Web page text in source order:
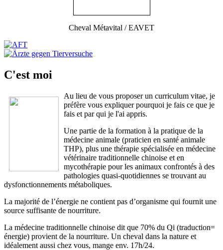
Cheval Métavital / EAVET
C'est moi
Au lieu de vous proposer un curriculum vitae, je
préfère vous expliquer pourquoi je fais ce que je
fais et par qui je l'ai appris.
Une partie de la formation à la pratique de la
médecine animale (praticien en santé animale
THP), plus une thérapie spécialisée en médecine
vétérinaire traditionnelle chinoise et en
mycothérapie pour les animaux confrontés à des
pathologies quasi-quotidiennes se trouvant au
dysfonctionnements métaboliques.
La majorité de l’énergie ne contient pas d’organisme qui fournit une
source suffisante de nourriture.
La médecine traditionnelle chinoise dit que 70% du Qi (traduction=
énergie) provient de la nourriture. Un cheval dans la nature et
idéalement aussi chez vous, mange env. 17h/24.